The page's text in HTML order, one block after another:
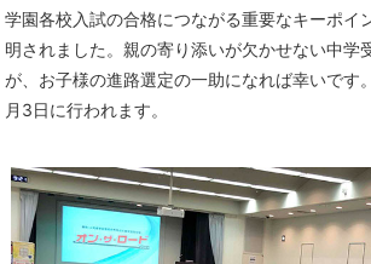
学園各校入試の合格につながる重要なキーポイ
明されました。親の寄り添いが欠かせない中学
が、お子様の進路選定の一助になれば幸いです
月3日に行われます。